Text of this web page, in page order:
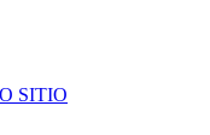
SITIO